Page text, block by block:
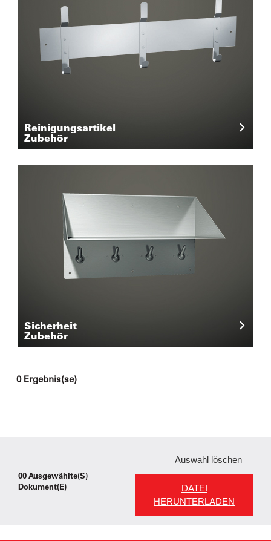
Reinigungsartikel
Zubehör
Sicherheit
Zubehör
0Ergebnis(se)
00Ausgewählte(s)
Dokument(e)
Auswahl löschen
DATEI
HERUNTERLADEN